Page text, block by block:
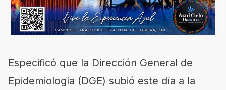
Especificó que la Dirección General de
Epidemiología (DGE) subió este día a la